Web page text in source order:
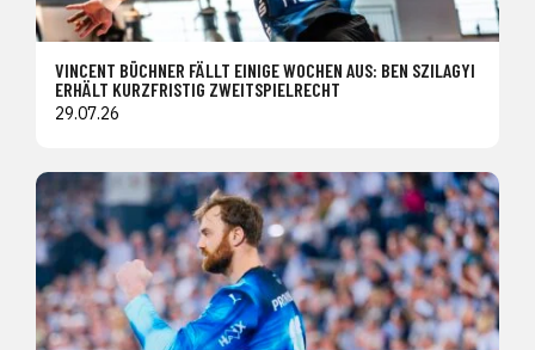
VINCENT BÜCHNER FÄLLT EINIGE WOCHEN AUS: BEN SZILAGYI
ERHÄLT KURZFRISTIG ZWEITSPIELRECHT
29.07.26